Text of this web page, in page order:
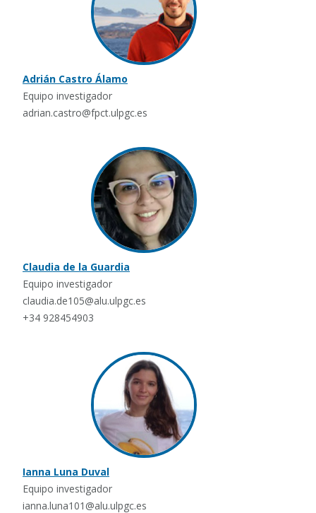
Adrián Castro Álamo
Equipo investigador
adrian.castro@fpct.ulpgc.es
Claudia de la Guardia
Equipo investigador
claudia.de105@alu.ulpgc.es
+34 928454903
Ianna Luna Duval
Equipo investigador
ianna.luna101@alu.ulpgc.es